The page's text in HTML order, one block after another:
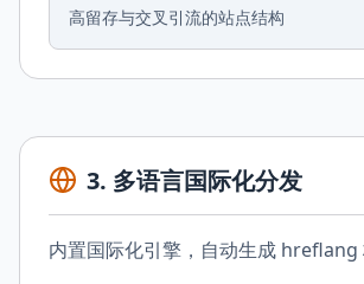
高留存与交叉引流的站点结构
3. 多语言国际化分发
内置国际化引擎，自动生成 hreflang